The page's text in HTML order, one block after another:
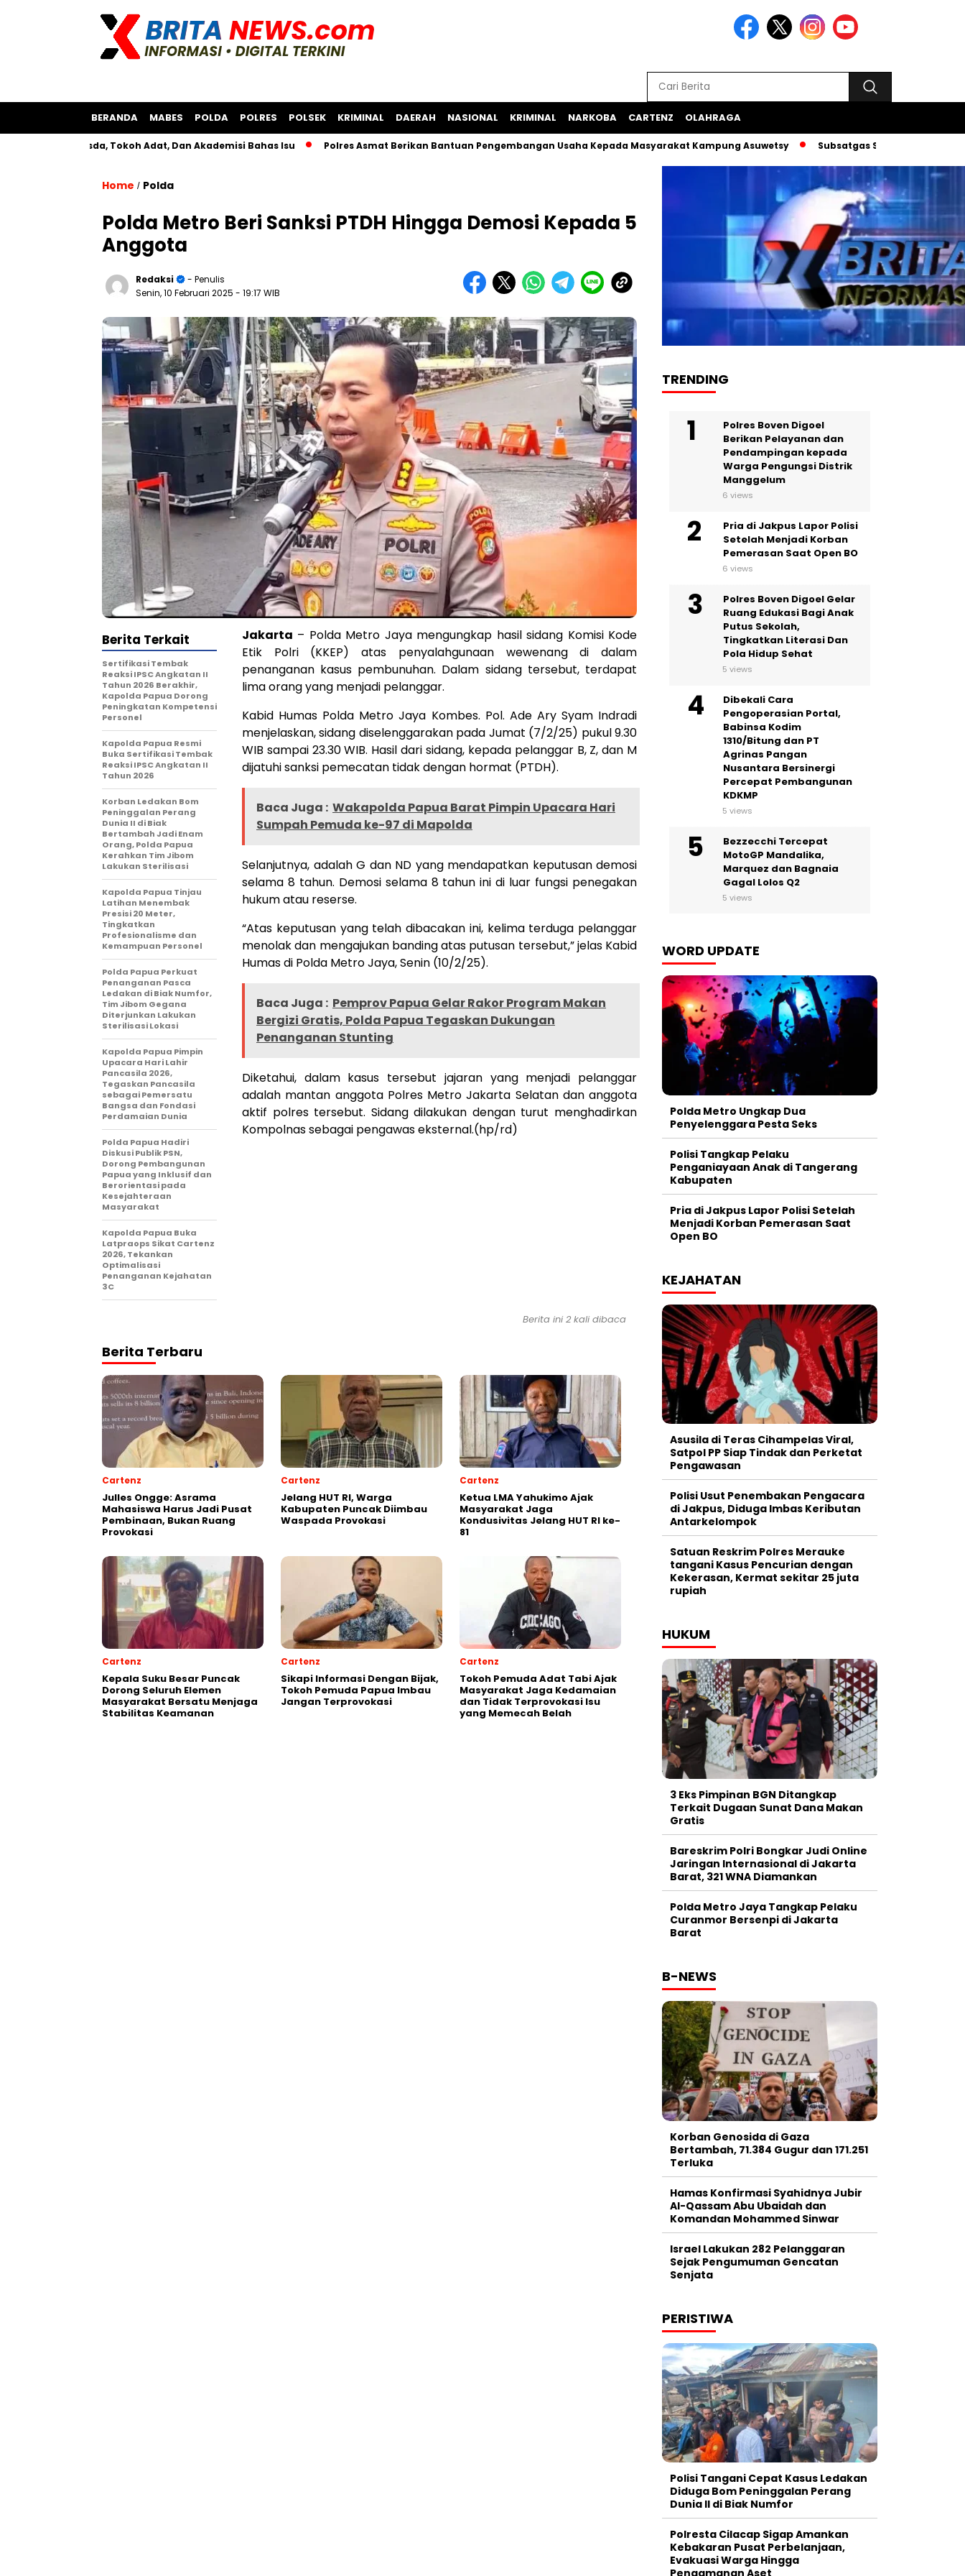
BERANDA MABES POLDA POLRES POLSEK KRIMINAL DAERAH NASIONAL KRIMINAL NARKOBA CARTENZ OLAHRAGA
Bksda, Tokoh Adat, Dan Akademisi Bahas Isu Polres Asmat Berikan Bantuan Pengembangan Usaha Kepada Masyarakat Kampung Asuwetsy Subsatgas Si-Ipar Terus Konsisten
Home / Polda
Polda Metro Beri Sanksi PTDH Hingga Demosi Kepada 5
Anggota
Redaksi
- Penulis
Senin, 10 Februari 2025 - 19:17 WIB
Jakarta – Polda Metro Jaya mengungkap hasil sidang Komisi Kode
Etik Polri (KKEP) atas penyalahgunaan wewenang di dalam
penanganan kasus pembunuhan. Dalam sidang tersebut, terdapat
lima orang yang menjadi pelanggar.
Kabid Humas Polda Metro Jaya Kombes. Pol. Ade Ary Syam Indradi
menjelaskan, sidang diselenggarakan pada Jumat (7/2/25) pukul 9.30
WIB sampai 23.30 WIB. Hasil dari sidang, kepada pelanggar B, Z, dan M
dijatuhi sanksi pemecatan tidak dengan hormat (PTDH).
Baca Juga : Wakapolda Papua Barat Pimpin Upacara Hari
Sumpah Pemuda ke-97 di Mapolda
Selanjutnya, adalah G dan ND yang mendapatkan keputusan demosi
selama 8 tahun. Demosi selama 8 tahun ini di luar fungsi penegakan
hukum atau reserse.
“Atas keputusan yang telah dibacakan ini, kelima terduga pelanggar
menolak dan mengajukan banding atas putusan tersebut,” jelas Kabid
Humas di Polda Metro Jaya, Senin (10/2/25).
Baca Juga : Pemprov Papua Gelar Rakor Program Makan
Bergizi Gratis, Polda Papua Tegaskan Dukungan
Penanganan Stunting
Diketahui, dalam kasus tersebut jajaran yang menjadi pelanggar
adalah mantan anggota Polres Metro Jakarta Selatan dan anggota
aktif polres tersebut. Sidang dilakukan dengan turut menghadirkan
Kompolnas sebagai pengawas eksternal.(hp/rd)
Berita Terkait
Sertifikasi Tembak
Reaksi IPSC Angkatan II
Tahun 2026 Berakhir,
Kapolda Papua Dorong
Peningkatan Kompetensi
Personel
Kapolda Papua Resmi
Buka Sertifikasi Tembak
Reaksi IPSC Angkatan II
Tahun 2026
Korban Ledakan Bom
Peninggalan Perang
Dunia II di Biak
Bertambah Jadi Enam
Orang, Polda Papua
Kerahkan Tim Jibom
Lakukan Sterilisasi
Kapolda Papua Tinjau
Latihan Menembak
Presisi 20 Meter,
Tingkatkan
Profesionalisme dan
Kemampuan Personel
Polda Papua Perkuat
Penanganan Pasca
Ledakan di Biak Numfor,
Tim Jibom Gegana
Diterjunkan Lakukan
Sterilisasi Lokasi
Kapolda Papua Pimpin
Upacara Hari Lahir
Pancasila 2026,
Tegaskan Pancasila
sebagai Pemersatu
Bangsa dan Fondasi
Perdamaian Dunia
Polda Papua Hadiri
Diskusi Publik PSN,
Dorong Pembangunan
Papua yang Inklusif dan
Berorientasi pada
Kesejahteraan
Masyarakat
Kapolda Papua Buka
Latpraops Sikat Cartenz
2026, Tekankan
Optimalisasi
Penanganan Kejahatan
3C
Berita ini 2 kali dibaca
Berita Terbaru
Cartenz
Julles Ongge: Asrama
Mahasiswa Harus Jadi Pusat
Pembinaan, Bukan Ruang
Provokasi
Cartenz
Jelang HUT RI, Warga
Kabupaten Puncak Diimbau
Waspada Provokasi
Cartenz
Ketua LMA Yahukimo Ajak
Masyarakat Jaga
Kondusivitas Jelang HUT RI ke-
81
Cartenz
Kepala Suku Besar Puncak
Dorong Seluruh Elemen
Masyarakat Bersatu Menjaga
Stabilitas Keamanan
Cartenz
Sikapi Informasi Dengan Bijak,
Tokoh Pemuda Papua Imbau
Jangan Terprovokasi
Cartenz
Tokoh Pemuda Adat Tabi Ajak
Masyarakat Jaga Kedamaian
dan Tidak Terprovokasi Isu
yang Memecah Belah
TRENDING
Polres Boven Digoel
Berikan Pelayanan dan
Pendampingan kepada
Warga Pengungsi Distrik
Manggelum
6 views
Pria di Jakpus Lapor Polisi
Setelah Menjadi Korban
Pemerasan Saat Open BO
6 views
Polres Boven Digoel Gelar
Ruang Edukasi Bagi Anak
Putus Sekolah,
Tingkatkan Literasi Dan
Pola Hidup Sehat
5 views
Dibekali Cara
Pengoperasian Portal,
Babinsa Kodim
1310/Bitung dan PT
Agrinas Pangan
Nusantara Bersinergi
Percepat Pembangunan
KDKMP
5 views
Bezzecchi Tercepat
MotoGP Mandalika,
Marquez dan Bagnaia
Gagal Lolos Q2
5 views
WORD UPDATE
Polda Metro Ungkap Dua
Penyelenggara Pesta Seks
Polisi Tangkap Pelaku
Penganiayaan Anak di Tangerang
Kabupaten
Pria di Jakpus Lapor Polisi Setelah
Menjadi Korban Pemerasan Saat
Open BO
KEJAHATAN
Asusila di Teras Cihampelas Viral,
Satpol PP Siap Tindak dan Perketat
Pengawasan
Polisi Usut Penembakan Pengacara
di Jakpus, Diduga Imbas Keributan
Antarkelompok
Satuan Reskrim Polres Merauke
tangani Kasus Pencurian dengan
Kekerasan, Kermat sekitar 25 juta
rupiah
HUKUM
3 Eks Pimpinan BGN Ditangkap
Terkait Dugaan Sunat Dana Makan
Gratis
Bareskrim Polri Bongkar Judi Online
Jaringan Internasional di Jakarta
Barat, 321 WNA Diamankan
Polda Metro Jaya Tangkap Pelaku
Curanmor Bersenpi di Jakarta
Barat
B-NEWS
Korban Genosida di Gaza
Bertambah, 71.384 Gugur dan 171.251
Terluka
Hamas Konfirmasi Syahidnya Jubir
Al-Qassam Abu Ubaidah dan
Komandan Mohammed Sinwar
Israel Lakukan 282 Pelanggaran
Sejak Pengumuman Gencatan
Senjata
PERISTIWA
Polisi Tangani Cepat Kasus Ledakan
Diduga Bom Peninggalan Perang
Dunia II di Biak Numfor
Polresta Cilacap Sigap Amankan
Kebakaran Pusat Perbelanjaan,
Evakuasi Warga Hingga